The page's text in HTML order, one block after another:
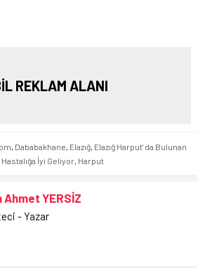
REKLAM ALANI
, Dababakhane, Elazığ, Elazığ Harput' da Bulunan
İyi Geliyor, Harput
Ahmet YERSİZ
- Yazar